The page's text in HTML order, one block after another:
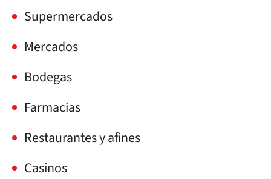
Supermercados
Mercados
Bodegas
Farmacias
Restaurantes y afines
Casinos